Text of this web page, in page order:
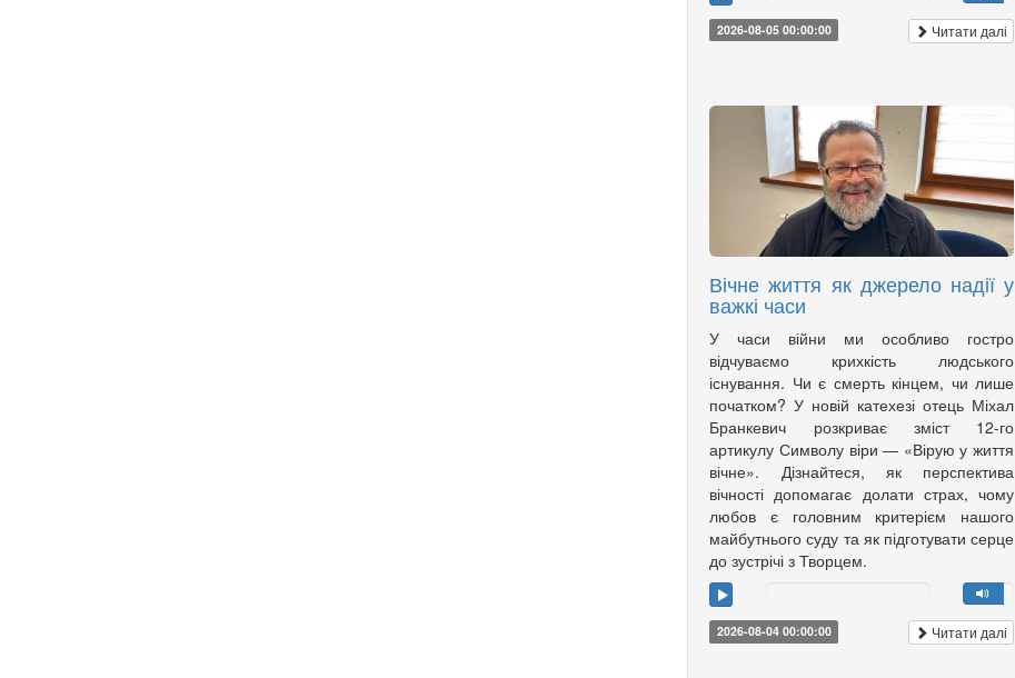
2026-08-05 00:00:00 Читати далі
Вічне життя як джерело надії у
важкі часи
У часи війни ми особливо гостро
відчуваємо крихкість людського
існування. Чи є смерть кінцем, чи лише
початком? У новій катехезі отець Міхал
Бранкевич розкриває зміст 12-го
артикулу Символу віри — «Вірую у життя
вічне». Дізнайтеся, як перспектива
вічності допомагає долати страх, чому
любов є головним критерієм нашого
майбутнього суду та як підготувати серце
до зустрічі з Творцем.
2026-08-04 00:00:00 Читати далі